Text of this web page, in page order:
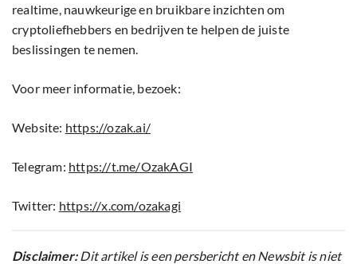
realtime, nauwkeurige en bruikbare inzichten om
cryptoliefhebbers en bedrijven te helpen de juiste
beslissingen te nemen.
Voor meer informatie, bezoek:
Website: https://ozak.ai/
Telegram: https://t.me/OzakAGI
Twitter: https://x.com/ozakagi
Disclaimer:Dit artikel is een persbericht en Newsbit is niet